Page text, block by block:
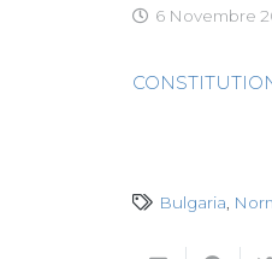
6 Novembre
Bulgaria